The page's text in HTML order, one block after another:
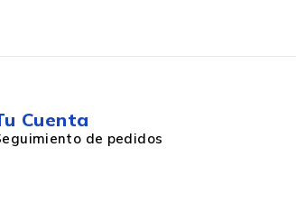
Cuenta
de pedidos